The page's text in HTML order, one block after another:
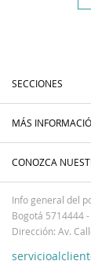
SECCIONES
MÁS
CONOZCA
Info general del
Bogotá 5714444
Dirección: Av.